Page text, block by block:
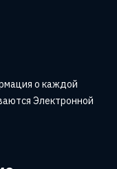
о каждой
Электронной